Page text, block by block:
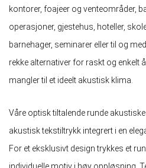
kontorer, foajeer og venteområder,
operasjoner, gjestehus, hoteller,
barnehager, seminarer eller til og
rekke alternativer for raskt og enkelt
mangler til et ideelt akustisk klima.
Våre optisk tiltalende runde
akustisk tekstiltrykk integrert i en
For et eksklusivt design trykkes et